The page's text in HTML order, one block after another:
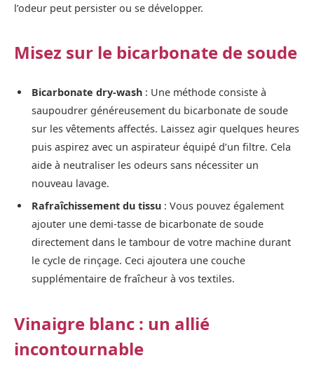
l’odeur peut persister ou se développer.
Misez sur le bicarbonate de soude
Bicarbonate dry-wash : Une méthode consiste à
saupoudrer généreusement du bicarbonate de soude
sur les vêtements affectés. Laissez agir quelques heures
puis aspirez avec un aspirateur équipé d’un filtre. Cela
aide à neutraliser les odeurs sans nécessiter un
nouveau lavage.
Rafraîchissement du tissu : Vous pouvez également
ajouter une demi-tasse de bicarbonate de soude
directement dans le tambour de votre machine durant
le cycle de rinçage. Ceci ajoutera une couche
supplémentaire de fraîcheur à vos textiles.
Vinaigre blanc : un allié
incontournable